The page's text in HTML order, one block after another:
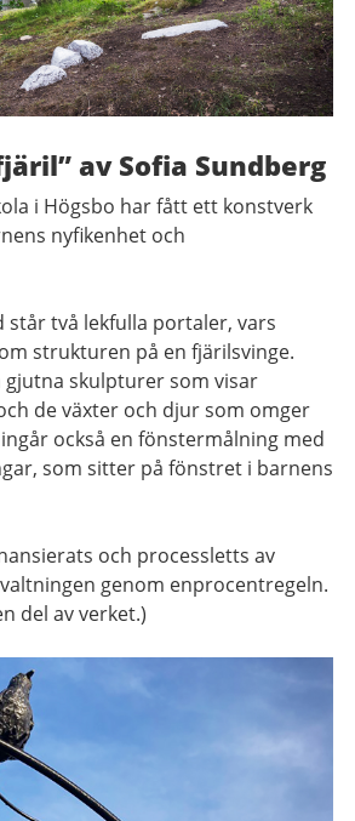
av Sofia Sundberg
i Högsbo har fått ett konstverk
nyfikenhet och
står två lekfulla portaler, vars
strukturen på en fjärilsvinge.
gjutna skulpturer som visar
de växter och djur som omger
också en fönstermålning med
som sitter på fönstret i barnens
och processletts av
genom enprocentregeln.
del av verket.)